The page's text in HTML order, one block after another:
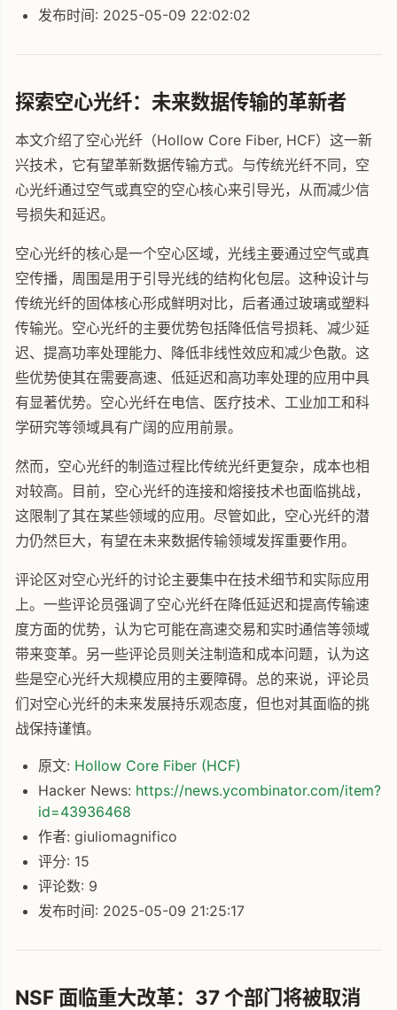
发布时间: 2025-05-09 22:02:02
探索空心光纤：未来数据传输的革新者
本文介绍了空心光纤（Hollow Core Fiber, HCF）这一新
兴技术，它有望革新数据传输方式。与传统光纤不同，空
心光纤通过空气或真空的空心核心来引导光，从而减少信
号损失和延迟。
空心光纤的核心是一个空心区域，光线主要通过空气或真
空传播，周围是用于引导光线的结构化包层。这种设计与
传统光纤的固体核心形成鲜明对比，后者通过玻璃或塑料
传输光。空心光纤的主要优势包括降低信号损耗、减少延
迟、提高功率处理能力、降低非线性效应和减少色散。这
些优势使其在需要高速、低延迟和高功率处理的应用中具
有显著优势。空心光纤在电信、医疗技术、工业加工和科
学研究等领域具有广阔的应用前景。
然而，空心光纤的制造过程比传统光纤更复杂，成本也相
对较高。目前，空心光纤的连接和熔接技术也面临挑战，
这限制了其在某些领域的应用。尽管如此，空心光纤的潜
力仍然巨大，有望在未来数据传输领域发挥重要作用。
评论区对空心光纤的讨论主要集中在技术细节和实际应用
上。一些评论员强调了空心光纤在降低延迟和提高传输速
度方面的优势，认为它可能在高速交易和实时通信等领域
带来变革。另一些评论员则关注制造和成本问题，认为这
些是空心光纤大规模应用的主要障碍。总的来说，评论员
们对空心光纤的未来发展持乐观态度，但也对其面临的挑
战保持谨慎。
原文: Hollow Core Fiber (HCF)
Hacker News: https://news.ycombinator.com/item?
id=43936468
作者: giuliomagnifico
评分: 15
评论数: 9
发布时间: 2025-05-09 21:25:17
NSF 面临重大改革：37 个部门将被取消